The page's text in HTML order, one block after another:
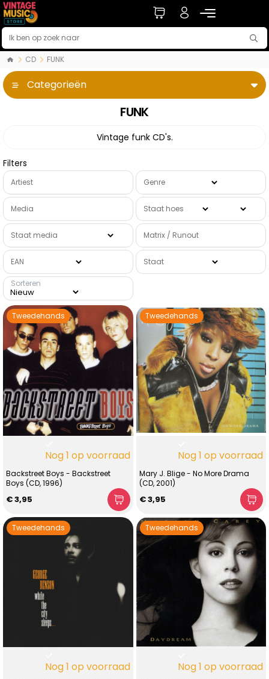
CD FUNK
Categorieën
FUNK
Vintage funk CD's.
Filters
Artiest Genre
Media Staat hoes
Staat media Matrix / Runout
EAN Staat
Sorteren
Tweedehands
Nog 1 op voorraad
Backstreet Boys - Backstreet
Boys (CD, 1996)
€ 3,95
Tweedehands
Nog 1 op voorraad
Mary J. Blige - No More Drama
(CD, 2001)
€ 3,95
Tweedehands
Nog 1 op voorraad
Tweedehands
Nog 1 op voorraad